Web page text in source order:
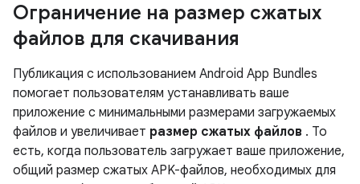
Ограничение на размер сжатых
файлов для скачивания
Публикация с использованием Android App Bundles
помогает пользователям устанавливать ваше
приложение с минимальными размерами загружаемых
файлов и увеличивает размер сжатых файлов . То
есть, когда пользователь загружает ваше приложение,
общий размер сжатых APK-файлов, необходимых для